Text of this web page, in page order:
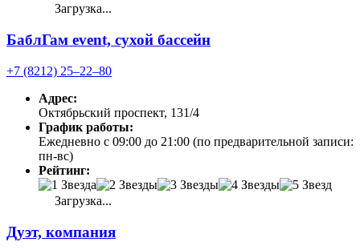
Загрузка...
БаблГам event, сухой бассейн
+7 (8212) 25‒22‒80
Адрес:
Октябрьский проспект, 131/4
График работы:
Ежедневно с 09:00 до 21:00 (по предварительной записи:
пн-вс)
Рейтинг:
Загрузка...
Дуэт, компания